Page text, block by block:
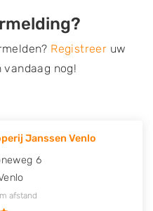
Registreer uw
nog!
Janssen Venlo
6
afstand